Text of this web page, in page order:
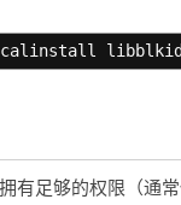
有足够的权限（通